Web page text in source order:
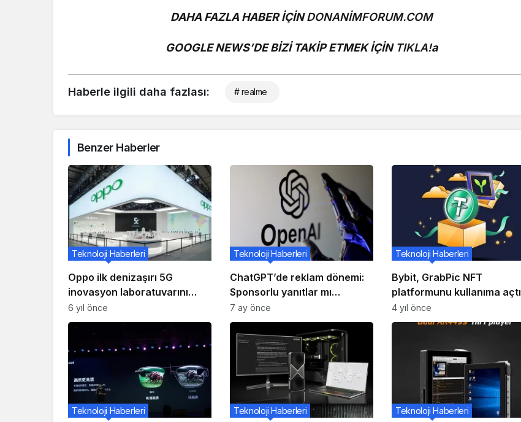
DAHA FAZLA HABER İÇİNDONANİMFORUM.COM
GOOGLE NEWS’DE BİZİ TAKİP ETMEK İÇİN TIKLA!a
Haberle ilgili daha fazlası: # realme
Benzer Haberler
Oppo ilk denizaşırı 5G
inovasyon laboratuvarını
Haydarabad, Hindistan’da
kuracak
Teknoloji Haberleri
6 yıl önce
ChatGPT’de reklam dönemi:
Sponsorlu yanıtlar mı
gelecek?
Teknoloji Haberleri
7 ay önce
Bybit, GrabPic NFT
platformunu kullanıma açtı
Teknoloji Haberleri
4 yıl önce
Teknoloji Haberleri Teknoloji Haberleri Teknoloji Haberleri